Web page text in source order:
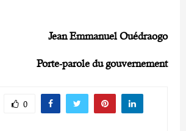
Jean Emmanuel Ouédraogo
Porte-parole du gouvernement
0